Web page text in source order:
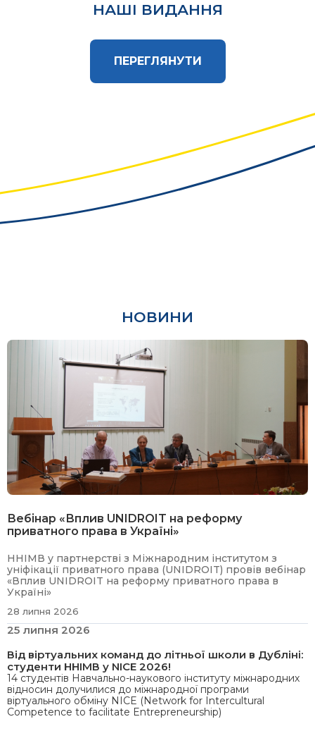
НАШІ ВИДАННЯ
ПЕРЕГЛЯНУТИ
НОВИНИ
25 липня 2026
Від віртуальних команд до літньої школи в Дубліні:
студенти ННІМВ у NICE 2026!
14 студентів Навчально-наукового інституту міжнародних
відносин долучилися до міжнародної програми
віртуального обміну NICE (Network for Intercultural
Competence to facilitate Entrepreneurship)
Вебінар «Вплив UNIDROIT на реформу
приватного права в Україні»
ННІМВ у партнерстві з Міжнародним інститутом з
уніфікації приватного права (UNIDROIT) провів вебінар
«Вплив UNIDROIT на реформу приватного права в
Україні»
28 липня 2026